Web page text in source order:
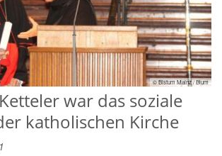
© Bistum Mainz / Blum
war das soziale
katholischen Kirche